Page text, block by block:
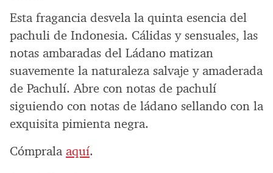
Esta fragancia desvela la quinta esencia del
pachuli de Indonesia. Cálidas y sensuales, las
notas ambaradas del Ládano matizan
suavemente la naturaleza salvaje y amaderada
de Pachulí. Abre con notas de pachulí
siguiendo con notas de ládano sellando con la
exquisita pimienta negra.
Cómprala aquí.